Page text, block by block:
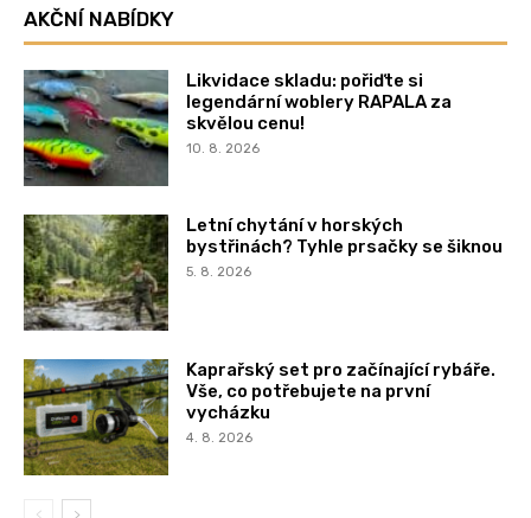
AKČNÍ NABÍDKY
Likvidace skladu: pořiďte si
legendární woblery RAPALA za
skvělou cenu!
10. 8. 2026
Letní chytání v horských
bystřinách? Tyhle prsačky se šiknou
5. 8. 2026
Kaprařský set pro začínající rybáře.
Vše, co potřebujete na první
vycházku
4. 8. 2026